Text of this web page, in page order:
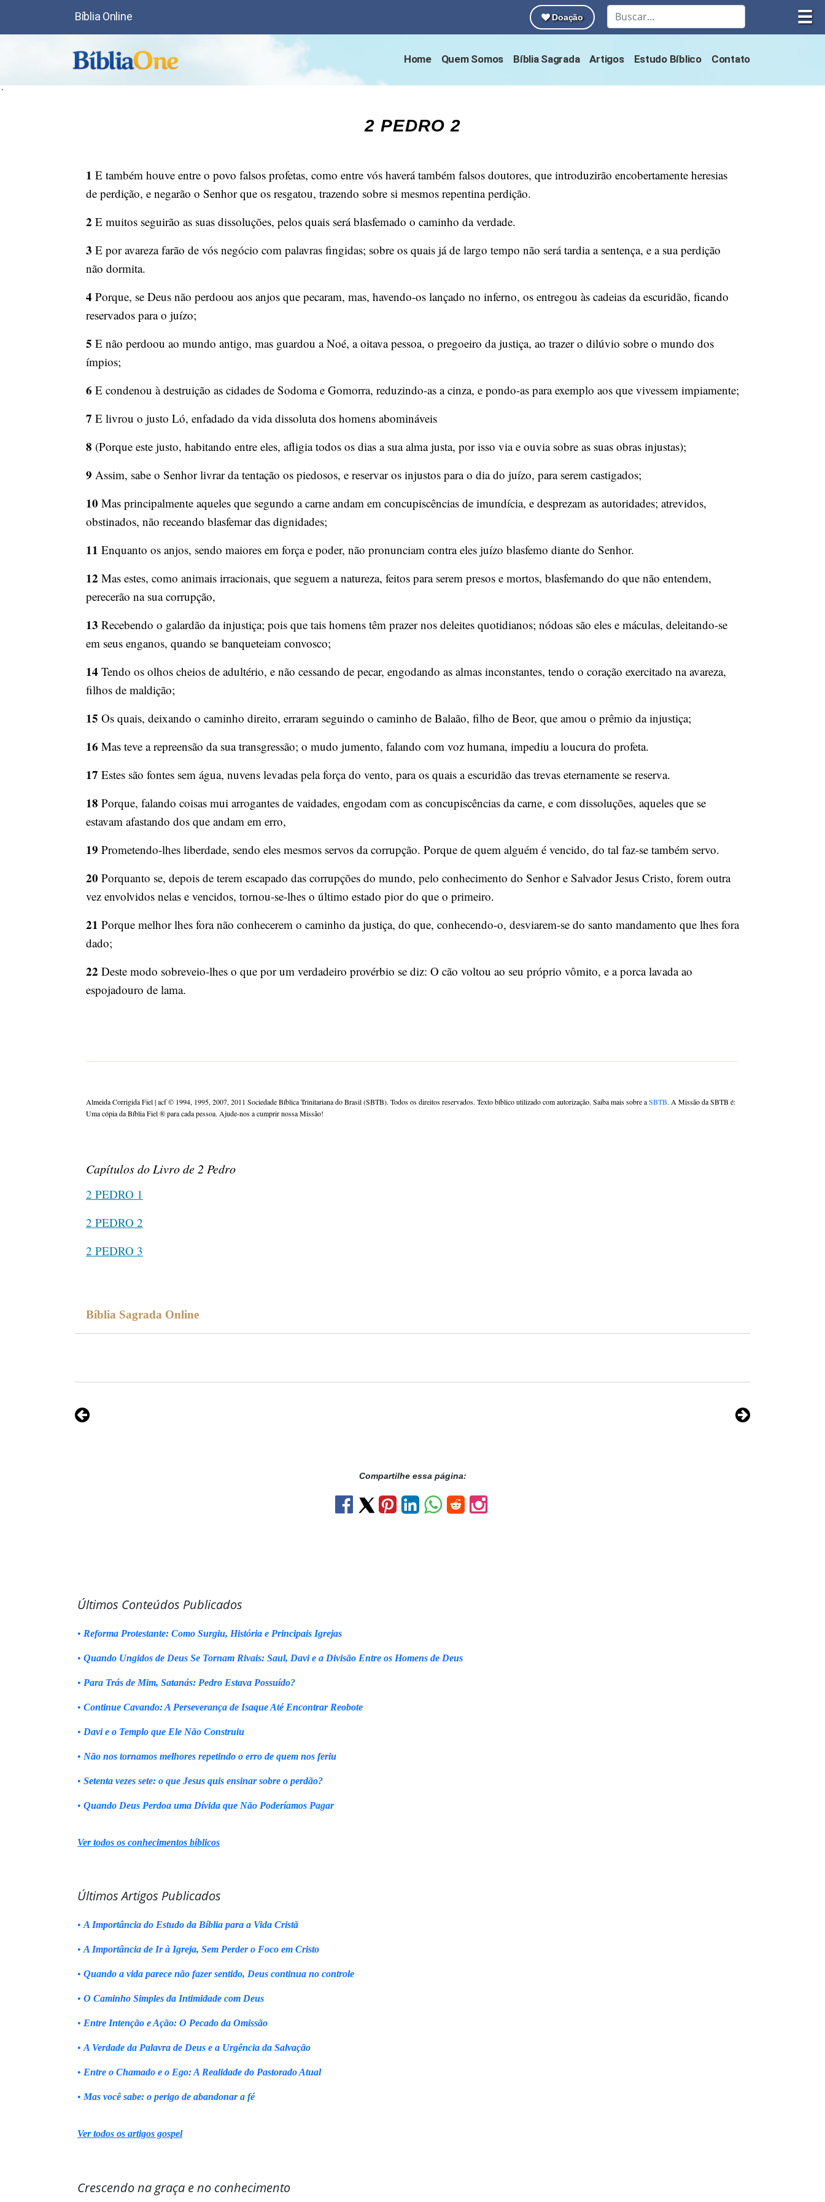
☰
Bíblia Online Doação
Home Quem Somos Bíblia Sagrada Artigos Estudo Bíblico Contato
´
2 PEDRO 2
1 E também houve entre o povo falsos profetas, como entre vós haverá também falsos doutores, que introduzirão encobertamente heresias
de perdição, e negarão o Senhor que os resgatou, trazendo sobre si mesmos repentina perdição.
2 E muitos seguirão as suas dissoluções, pelos quais será blasfemado o caminho da verdade.
3 E por avareza farão de vós negócio com palavras fingidas; sobre os quais já de largo tempo não será tardia a sentença, e a sua perdição
não dormita.
4 Porque, se Deus não perdoou aos anjos que pecaram, mas, havendo-os lançado no inferno, os entregou às cadeias da escuridão, ficando
reservados para o juízo;
5 E não perdoou ao mundo antigo, mas guardou a Noé, a oitava pessoa, o pregoeiro da justiça, ao trazer o dilúvio sobre o mundo dos
ímpios;
6 E condenou à destruição as cidades de Sodoma e Gomorra, reduzindo-as a cinza, e pondo-as para exemplo aos que vivessem impiamente;
7 E livrou o justo Ló, enfadado da vida dissoluta dos homens abomináveis
8 (Porque este justo, habitando entre eles, afligia todos os dias a sua alma justa, por isso via e ouvia sobre as suas obras injustas);
9 Assim, sabe o Senhor livrar da tentação os piedosos, e reservar os injustos para o dia do juízo, para serem castigados;
10 Mas principalmente aqueles que segundo a carne andam em concupiscências de imundícia, e desprezam as autoridades; atrevidos,
obstinados, não receando blasfemar das dignidades;
11 Enquanto os anjos, sendo maiores em força e poder, não pronunciam contra eles juízo blasfemo diante do Senhor.
12 Mas estes, como animais irracionais, que seguem a natureza, feitos para serem presos e mortos, blasfemando do que não entendem,
perecerão na sua corrupção,
13 Recebendo o galardão da injustiça; pois que tais homens têm prazer nos deleites quotidianos; nódoas são eles e máculas, deleitando-se
em seus enganos, quando se banqueteiam convosco;
14 Tendo os olhos cheios de adultério, e não cessando de pecar, engodando as almas inconstantes, tendo o coração exercitado na avareza,
filhos de maldição;
15 Os quais, deixando o caminho direito, erraram seguindo o caminho de Balaão, filho de Beor, que amou o prêmio da injustiça;
16 Mas teve a repreensão da sua transgressão; o mudo jumento, falando com voz humana, impediu a loucura do profeta.
17 Estes são fontes sem água, nuvens levadas pela força do vento, para os quais a escuridão das trevas eternamente se reserva.
18 Porque, falando coisas mui arrogantes de vaidades, engodam com as concupiscências da carne, e com dissoluções, aqueles que se
estavam afastando dos que andam em erro,
19 Prometendo-lhes liberdade, sendo eles mesmos servos da corrupção. Porque de quem alguém é vencido, do tal faz-se também servo.
20 Porquanto se, depois de terem escapado das corrupções do mundo, pelo conhecimento do Senhor e Salvador Jesus Cristo, forem outra
vez envolvidos nelas e vencidos, tornou-se-lhes o último estado pior do que o primeiro.
21 Porque melhor lhes fora não conhecerem o caminho da justiça, do que, conhecendo-o, desviarem-se do santo mandamento que lhes fora
dado;
22 Deste modo sobreveio-lhes o que por um verdadeiro provérbio se diz: O cão voltou ao seu próprio vômito, e a porca lavada ao
espojadouro de lama.
Almeida Corrigida Fiel | acf ©️ 1994, 1995, 2007, 2011 Sociedade Bíblica Trinitariana do Brasil (SBTB). Todos os direitos reservados. Texto bíblico utilizado com autorização. Saiba mais sobre aSBTB. A Missão da SBTB é:
Uma cópia da Bíblia Fiel ®️ para cada pessoa. Ajude-nos a cumprir nossa Missão!
Capítulos do Livro de 2 Pedro
2 PEDRO 1
2 PEDRO 2
2 PEDRO 3
Bíblia Sagrada Online
Compartilhe essa página:
Últimos Conteúdos Publicados
• Reforma Protestante: Como Surgiu, História e Principais Igrejas
• Quando Ungidos de Deus Se Tornam Rivais: Saul, Davi e a Divisão Entre os Homens de Deus
• Para Trás de Mim, Satanás: Pedro Estava Possuído?
• Continue Cavando: A Perseverança de Isaque Até Encontrar Reobote
• Davi e o Templo que Ele Não Construiu
• Não nos tornamos melhores repetindo o erro de quem nos feriu
• Setenta vezes sete: o que Jesus quis ensinar sobre o perdão?
• Quando Deus Perdoa uma Dívida que Não Poderíamos Pagar
Ver todos os conhecimentos bíblicos
Últimos Artigos Publicados
• A Importância do Estudo da Bíblia para a Vida Cristã
• A Importância de Ir à Igreja, Sem Perder o Foco em Cristo
• Quando a vida parece não fazer sentido, Deus continua no controle
• O Caminho Simples da Intimidade com Deus
• Entre Intenção e Ação: O Pecado da Omissão
• A Verdade da Palavra de Deus e a Urgência da Salvação
• Entre o Chamado e o Ego: A Realidade do Pastorado Atual
• Mas você sabe: o perigo de abandonar a fé
Ver todos os artigos gospel
Crescendo na graça e no conhecimento